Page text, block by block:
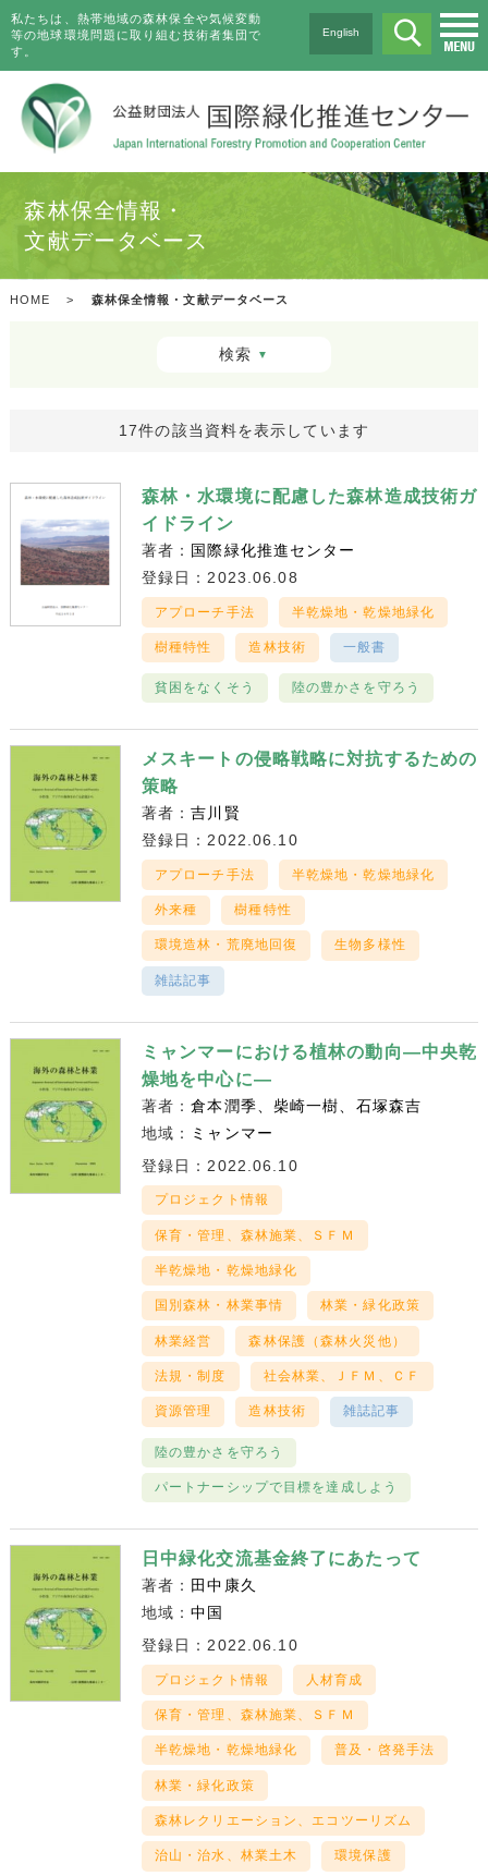
私たちは、熱帯地域の森林保全や気候変動
等の地球環境問題に取り組む技術者集団で
す。
English
森林保全情報・
文献データベース
HOME > 森林保全情報・文献データベース
検索 ▼
17件の該当資料を表示しています
森林・水環境に配慮した森林造成技術ガ
イドライン
著者： 国際緑化推進センター
登録日：2023.06.08
アプローチ手法 半乾燥地・乾燥地緑化
樹種特性 造林技術 一般書
貧困をなくそう 陸の豊かさを守ろう
メスキートの侵略戦略に対抗するための
策略
著者：吉川賢
登録日：2022.06.10
アプローチ手法 半乾燥地・乾燥地緑化
外来種 樹種特性
環境造林・荒廃地回復 生物多様性
雑誌記事
ミャンマーにおける植林の動向―中央乾
燥地を中心に―
著者：倉本潤季 柴崎一樹
石塚森吉
地域：
ミャンマー
登録日：2022.06.10
プロジェクト情報
保育・管理、森林施業、ＳＦＭ
半乾燥地・乾燥地緑化
国別森林・林業事情 林業・緑化政策
林業経営 森林保護（森林火災他）
法規・制度 社会林業、ＪＦＭ、ＣＦ
資源管理 造林技術 雑誌記事
陸の豊かさを守ろう
パートナーシップで目標を達成しよう
日中緑化交流基金終了にあたって
著者： 田中康久
地域：中国
登録日：2022.06.10
プロジェクト情報 人材育成
保育・管理、森林施業、ＳＦＭ
半乾燥地・乾燥地緑化 普及・啓発手法
林業・緑化政策
森林レクリエーション、エコツーリズム
治山・治水、林業土木 環境保護